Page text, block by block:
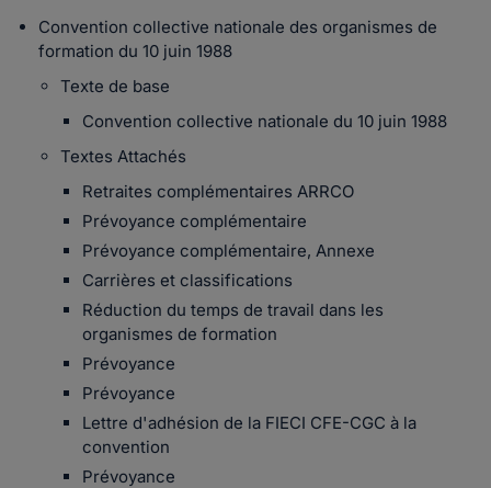
Convention collective nationale des organismes de
formation du 10 juin 1988
Texte de base
Convention collective nationale du 10 juin 1988
Textes Attachés
Retraites complémentaires ARRCO
Prévoyance complémentaire
Prévoyance complémentaire, Annexe
Carrières et classifications
Réduction du temps de travail dans les
organismes de formation
Prévoyance
Prévoyance
Lettre d'adhésion de la FIECI CFE-CGC à la
convention
Prévoyance